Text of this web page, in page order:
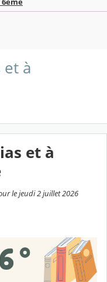
et à
et à
le jeudi 2 juillet 2026